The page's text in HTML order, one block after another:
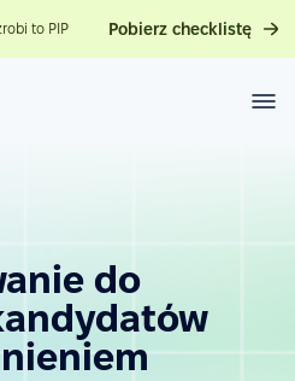
to PIP Pobierz checklistę
do